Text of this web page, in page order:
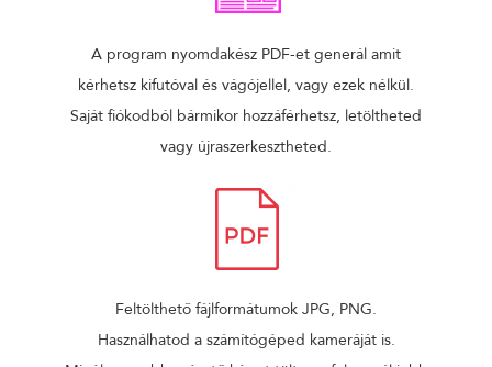
A program nyomdakész PDF-et generál amit
kérhetsz kifutóval és vágójellel, vagy ezek nélkül.
Saját fiókodból bármikor hozzáférhetsz, letöltheted
vagy újraszerkesztheted.
Feltölthető fájlformátumok JPG, PNG.
Használhatod a számítógéped kameráját is.